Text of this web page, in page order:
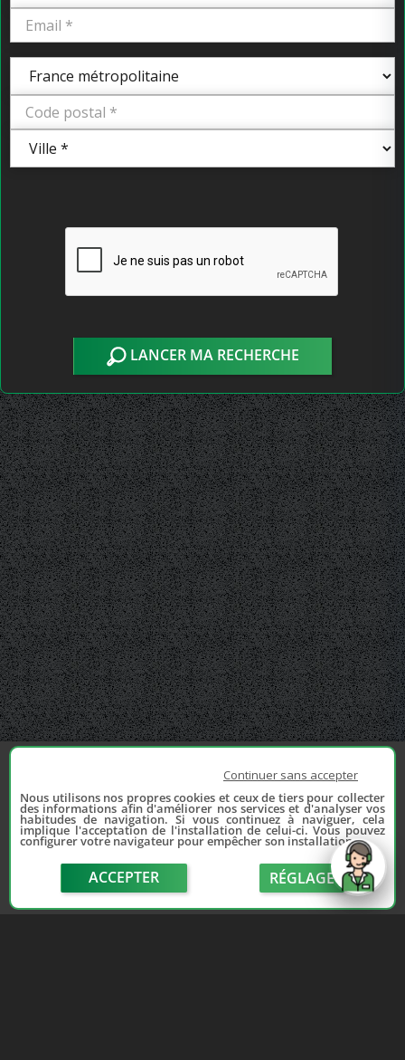
LANCER MA RECHERCHE
Continuer sans accepter
Nous utilisons nos propres cookies et ceux de tiers pour collecter
des informations afin d'améliorer nos services et d'analyser vos
habitudes de navigation. Si vous continuez à naviguer, cela
implique l'acceptation de l'installation de celui-ci. Vous pouvez
configurer votre navigateur pour empêcher son installation.
ACCEPTER RÉGLAGE